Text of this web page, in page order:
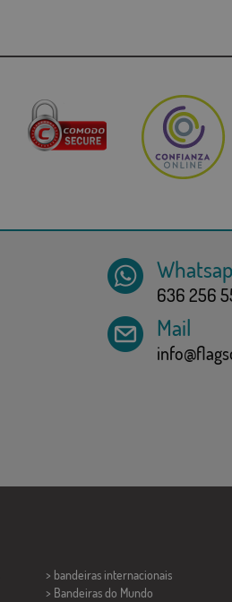
636 256
Mail
> bandeiras internacionais
> Bandeiras do Mundo